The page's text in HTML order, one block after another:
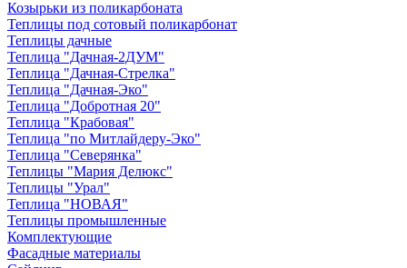
Козырьки из поликарбоната
Теплицы под сотовый поликарбонат
Теплицы дачные
Теплица "Дачная-2ДУМ"
Теплица "Дачная-Стрелка"
Теплица "Дачная-Эко"
Теплица "Добротная 20"
Теплица "Крабовая"
Теплица "по Митлайдеру-Эко"
Теплица "Северянка"
Теплицы "Мария Делюкс"
Теплицы "Урал"
Теплица "НОВАЯ"
Теплицы промышленные
Комплектующие
Фасадные материалы